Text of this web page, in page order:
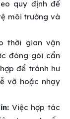
quy định để
môi trường và
thời gian vận
đóng gói cẩn
để tránh hư
vỡ hoặc nhạy
Việc hợp tác